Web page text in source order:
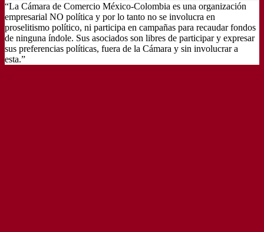
“La Cámara de Comercio México-Colombia es una organización
empresarial NO política y por lo tanto no se involucra en
proselitismo político, ni participa en campañas para recaudar fondos
de ninguna índole. Sus asociados son libres de participar y expresar
sus preferencias políticas, fuera de la Cámara y sin involucrar a
esta.”